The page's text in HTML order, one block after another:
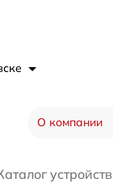
О компании
устройств